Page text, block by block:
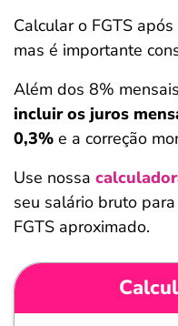
Calcular o FGTS
mas é importante
Além dos 8%
incluir os juros
0,3% e a correção
Use nossa
seu salário bruto
FGTS aproximado.